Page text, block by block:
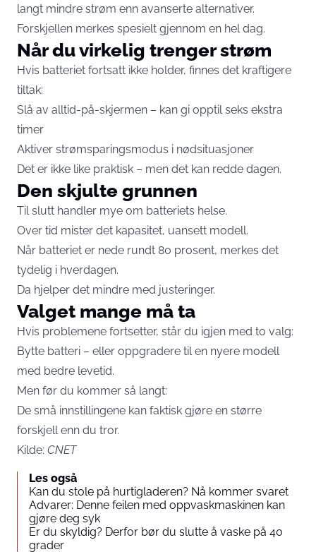
langt mindre strøm enn avanserte alternativer.
Forskjellen merkes spesielt gjennom en hel dag.
Når du virkelig trenger strøm
Hvis batteriet fortsatt ikke holder, finnes det kraftigere
tiltak:
Slå av alltid-på-skjermen – kan gi opptil seks ekstra
timer
Aktiver strømsparingsmodus i nødsituasjoner
Det er ikke like praktisk – men det kan redde dagen.
Den skjulte grunnen
Til slutt handler mye om batteriets helse.
Over tid mister det kapasitet, uansett modell.
Når batteriet er nede rundt 80 prosent, merkes det
tydelig i hverdagen.
Da hjelper det mindre med justeringer.
Valget mange må ta
Hvis problemene fortsetter, står du igjen med to valg:
Bytte batteri – eller oppgradere til en nyere modell
med bedre levetid.
Men før du kommer så langt:
De små innstillingene kan faktisk gjøre en større
forskjell enn du tror.
Kilde: CNET
Les også
Kan du stole på hurtigladeren? Nå kommer svaret
Advarer: Denne feilen med oppvaskmaskinen kan
gjøre deg syk
Er du skyldig? Derfor bør du slutte å vaske på 40
grader